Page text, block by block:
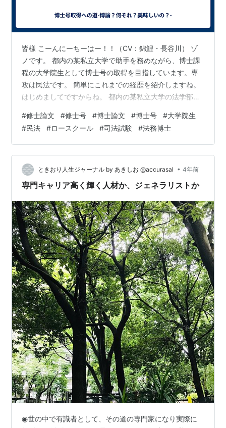
皆様 こーんにーちーはー！！（CV：錦鯉・長谷川） ゾ
ノです。 都内の某私立大学で助手を務めながら、博士課
程の大学院生として博士号の取得を目指しています。専
攻は民法です。 簡単にこれまでの経歴を紹介しますね。
はじめましてですからね。 都内の某私立大学の法学部を
法に決定。何とか修士論文を提出して修士（法学）を取
得しました。 その後、様々な理由からロースクールに進
学し法務博士（専門職）を取得（今年の3月の話です）。
今年の5月に司法試験を受験して、合格しました。 この
ブログでは、主に文系の博士課程の院生の日常を記しな
がら、博士論文提出～博士号の取得ま…
#修士論文 #修士号 #博士論文 #博士号 #大学院生
#民法 #ロースクール #司法試験 #法務博士
ときおり人生ジャーナル by あきしお ⁦‪@accurasal‬⁩ • 4年前
専門キャリア高く輝く人材か、ジェネラリストか
◉世の中で有識者として、その道の専門家になり実際に